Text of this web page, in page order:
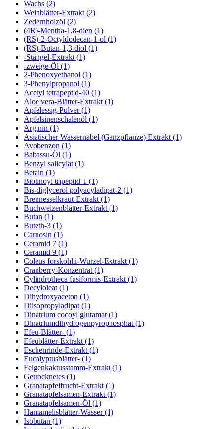
Wachs (2)
Weinblätter-Extrakt (2)
Zedernholzöl (2)
(4R)-Mentha-1,8-dien (1)
(RS)-2-Octyldodecan-1-ol (1)
(RS)-Butan-1,3-diol (1)
-Stängel-Extrakt (1)
-zweige-Öl (1)
2-Phenoxyethanol (1)
3-Phenylpropanol (1)
Acetyl tetrapeptid-40 (1)
Aloe vera-Blätter-Extrakt (1)
Apfelessig-Pulver (1)
Apfelsinenschalenöl (1)
Arginin (1)
Asiatischer Wassernabel (Ganzpflanze)-Extrakt (1)
Avobenzon (1)
Babassu-Öl (1)
Benzyl salicylat (1)
Betain (1)
Biotinoyl tripeptid-1 (1)
Bis-diglycerol polyacyladipat-2 (1)
Brennesselkraut-Extrakt (1)
Buchweizenblätter-Extrakt (1)
Butan (1)
Buteth-3 (1)
Carnosin (1)
Ceramid 7 (1)
Ceramid 9 (1)
Coleus forskohlii-Wurzel-Extrakt (1)
Cranberry-Konzentrat (1)
Cylindrotheca fusiformis-Extrakt (1)
Decyloleat (1)
Dihydroxyaceton (1)
Diisopropyladipat (1)
Dinatrium cocoyl glutamat (1)
Dinatriumdihydrogenpyrophosphat (1)
Efeu-Blätter- (1)
Efeublätter-Extrakt (1)
Eschenrinde-Extrakt (1)
Eucalyptusblätter- (1)
Feigenkaktusstamm-Extrakt (1)
Getrocknetes (1)
Granatapfelfrucht-Extrakt (1)
Granatapfelsamen-Extrakt (1)
Granatapfelsamen-Öl (1)
Hamamelisblätter-Wasser (1)
Isobutan (1)